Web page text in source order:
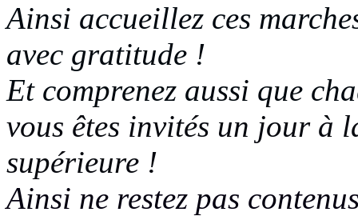
Ainsi accueillez ces
avec gratitude !
Et comprenez aussi que
vous êtes invités un jour à
supérieure !
Ainsi ne restez pas